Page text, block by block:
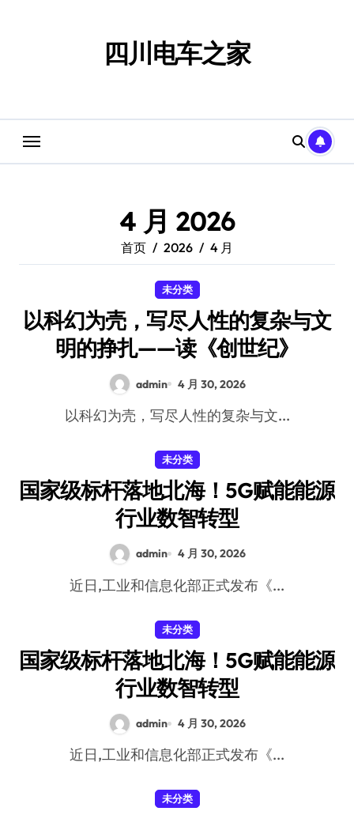
四川电车之家
4 月 2026
首页 2026 4 月
未分类
以科幻为壳，写尽人性的复杂与文
明的挣扎——读《创世纪》
admin 4 月 30, 2026
以科幻为壳，写尽人性的复杂与文...
未分类
国家级标杆落地北海！5G赋能能源
行业数智转型
admin 4 月 30, 2026
近日,工业和信息化部正式发布《...
未分类
国家级标杆落地北海！5G赋能能源
行业数智转型
admin 4 月 30, 2026
近日,工业和信息化部正式发布《...
未分类